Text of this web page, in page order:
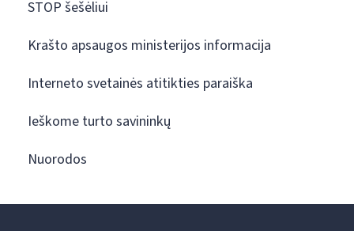
STOP šešėliui
Krašto apsaugos ministerijos informacija
Interneto svetainės atitikties paraiška
Ieškome turto savininkų
Nuorodos